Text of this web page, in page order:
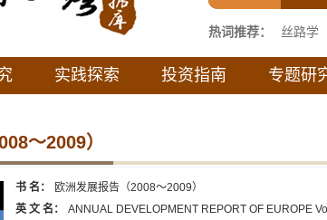
热词推荐： 丝路学
互联互通
实践探索 投资指南 专题研
～2009）
书 名：
欧洲发展报告（2008～2009）
英 文 名：
ANNUAL DEVELOPMENT REPORT OF EUROPE